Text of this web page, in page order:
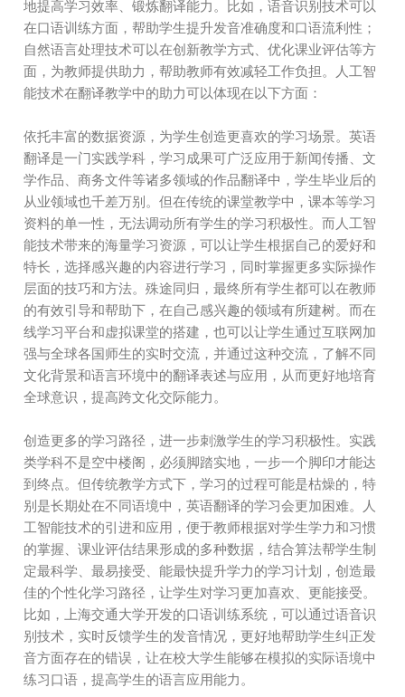
地提高学习效率、锻炼翻译能力。比如，语音识别技术可以
在口语训练方面，帮助学生提升发音准确度和口语流利性；
自然语言处理技术可以在创新教学方式、优化课业评估等方
面，为教师提供助力，帮助教师有效减轻工作负担。人工智
能技术在翻译教学中的助力可以体现在以下方面：
依托丰富的数据资源，为学生创造更喜欢的学习场景。英语
翻译是一门实践学科，学习成果可广泛应用于新闻传播、文
学作品、商务文件等诸多领域的作品翻译中，学生毕业后的
从业领域也千差万别。但在传统的课堂教学中，课本等学习
资料的单一性，无法调动所有学生的学习积极性。而人工智
能技术带来的海量学习资源，可以让学生根据自己的爱好和
特长，选择感兴趣的内容进行学习，同时掌握更多实际操作
层面的技巧和方法。殊途同归，最终所有学生都可以在教师
的有效引导和帮助下，在自己感兴趣的领域有所建树。而在
线学习平台和虚拟课堂的搭建，也可以让学生通过互联网加
强与全球各国师生的实时交流，并通过这种交流，了解不同
文化背景和语言环境中的翻译表述与应用，从而更好地培育
全球意识，提高跨文化交际能力。
创造更多的学习路径，进一步刺激学生的学习积极性。实践
类学科不是空中楼阁，必须脚踏实地，一步一个脚印才能达
到终点。但传统教学方式下，学习的过程可能是枯燥的，特
别是长期处在不同语境中，英语翻译的学习会更加困难。人
工智能技术的引进和应用，便于教师根据对学生学力和习惯
的掌握、课业评估结果形成的多种数据，结合算法帮学生制
定最科学、最易接受、能最快提升学力的学习计划，创造最
佳的个性化学习路径，让学生对学习更加喜欢、更能接受。
比如，上海交通大学开发的口语训练系统，可以通过语音识
别技术，实时反馈学生的发音情况，更好地帮助学生纠正发
音方面存在的错误，让在校大学生能够在模拟的实际语境中
练习口语，提高学生的语言应用能力。